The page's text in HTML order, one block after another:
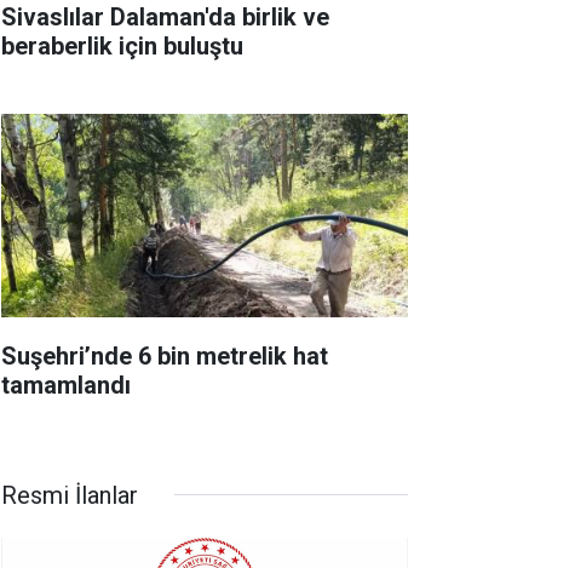
Sivaslılar Dalaman'da birlik ve
beraberlik için buluştu
Suşehri’nde 6 bin metrelik hat
tamamlandı
Resmi İlanlar